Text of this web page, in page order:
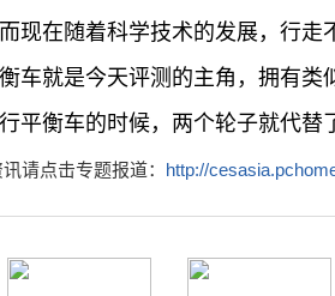
现在随着科学技术的发展，行
车就是今天评测的主角，拥有
平衡车的时候，两个轮子就代替
请点击专题报道： http://